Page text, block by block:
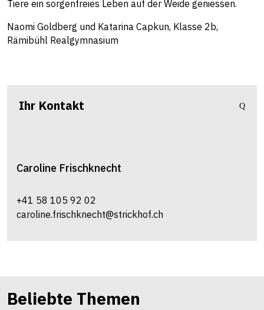
Tiere ein sorgenfreies Leben auf der Weide geniessen.
Naomi Goldberg und Katarina Capkun, Klasse 2b,
Rämibühl Realgymnasium
Ihr Kontakt
Caroline Frischknecht
+41 58 105 92 02
caroline.frischknecht@strickhof.ch
Beliebte Themen